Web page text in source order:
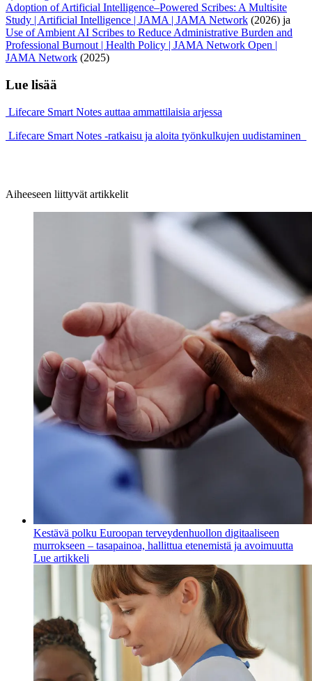
Adoption of Artificial Intelligence–Powered Scribes: A Multisite
Study | Artificial Intelligence | JAMA | JAMA Network (2026) ja
Use of Ambient AI Scribes to Reduce Administrative Burden and
Professional Burnout | Health Policy | JAMA Network Open |
JAMA Network (2025)
Lue lisää
Lifecare Smart Notes auttaa ammattilaisia arjessa
Lifecare Smart Notes -ratkaisu ja aloita työnkulkujen uudistaminen
Aiheeseen liittyvät artikkelit
Kestävä polku Euroopan terveydenhuollon digitaaliseen
murrokseen – tasapainoa, hallittua etenemistä ja avoimuutta
Lue artikkeli